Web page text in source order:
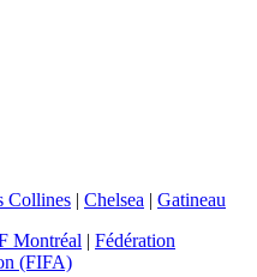
Collines | Chelsea | Gatineau
Montréal | Fédération
(FIFA)